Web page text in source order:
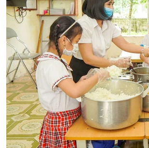
vượt Hàn Quốc và Nga,
23:01
Người bán trái cây tiết lộ:
nghề lại kiểm tra 5 chi tiết
23:00
Tiếp viên tàu cao tốc quỳ
sao nhiều hơn ở nhà,
22:34
Cụ bà 70 tuổi có xương
biết bí quyết
22:34
Ngôi nhà chứa đựng tâm
22:31
Giá vàng vượt 4.300
22:30
Một doanh nghiệp dầu
22:08
Lời khuyên cho những